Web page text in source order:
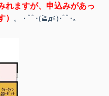
れますが、 申込みがあっ
） 。・ﾟﾟ･(≧д≦)･ﾟﾟ･｡